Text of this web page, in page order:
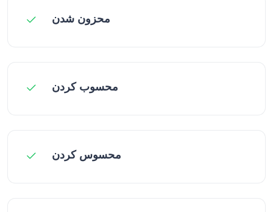
محزون شدن
محسوب کردن
محسوس کردن